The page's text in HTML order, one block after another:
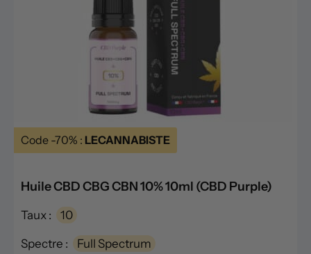
Code -70% : LECANNABISTE
Huile CBD CBG CBN 10% 10ml (CBD Purple)
Taux : 10
Spectre : Full Spectrum